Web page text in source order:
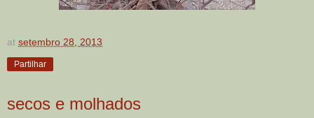
at setembro 28, 2013
Partilhar
secos e molhados